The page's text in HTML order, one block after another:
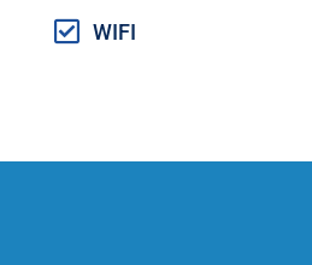
 WIFI